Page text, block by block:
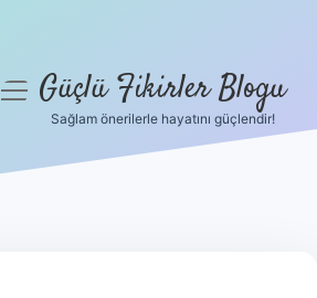
menüyüGüçlü Fikirler Blogu
Sağlam önerilerle hayatını güçlendir!